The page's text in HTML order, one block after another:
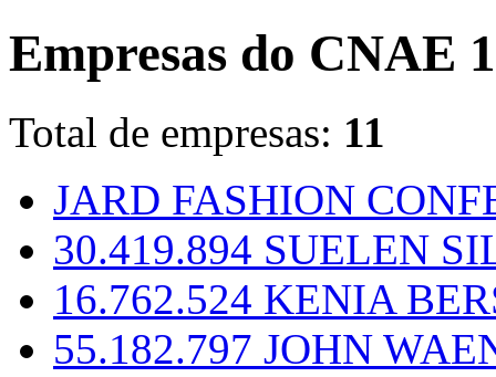
Empresas do CNAE
Total de empresas: 11
JARD FASHION
30.419.894 SUELEN
16.762.524 KENIA
55.182.797 JOHN